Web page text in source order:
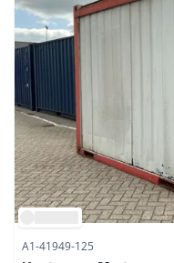
A1-41949-125